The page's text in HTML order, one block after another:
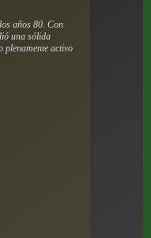
años 80. Con
una sólida
plenamente activo